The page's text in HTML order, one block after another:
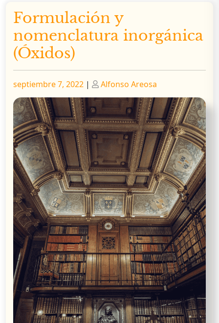
Formulación y
nomenclatura inorgánica
(Óxidos)
Publicado
septiembre 7, 2022 | Publicado
Alfonso Areosa